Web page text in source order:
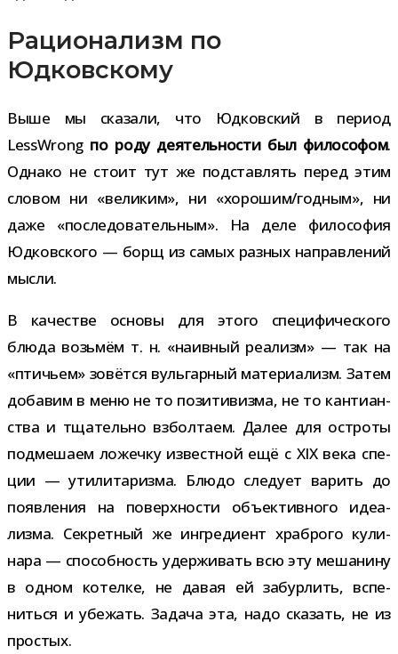
Рационализм по
Юдковскому
Выше мы ска­зали, что Юдковский в период
LessWrong по роду дея­тель­но­сти был фило­со­фом.
Однако не стоит тут же под­став­лять перед этим
сло­вом ни «вели­ким», ни «хорошим/​годным», ни
даже «после­до­ва­тель­ным». На деле фило­со­фия
Юдковского — борщ из самых раз­ных направ­ле­ний
мысли.
В каче­стве основы для этого спе­ци­фи­че­ского
блюда возь­мём т. н. «наив­ный реа­лизм» — так на
«пти­чьем» зовётся вуль­гар­ный мате­ри­а­лизм. Затем
доба­вим в меню не то пози­ти­визма, не то кан­ти­ан­
ства и тща­тельно взбол­таем. Далее для остроты
под­ме­шаем ложечку извест­ной ещё с XIX века спе­
ции — ути­ли­та­ризма. Блюдо сле­дует варить до
появ­ле­ния на поверх­но­сти объ­ек­тив­ного иде­а­
лизма. Секретный же ингре­ди­ент храб­рого кули­
нара — спо­соб­ность удер­жи­вать всю эту меша­нину
в одном котелке, не давая ей забур­лить, вспе­
ниться и убе­жать. Задача эта, надо ска­зать, не из
простых.